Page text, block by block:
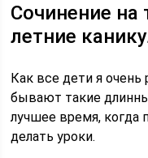
Сочинение на
летние
Как все дети я очень
бывают такие
лучшее время, когда
делать уроки.